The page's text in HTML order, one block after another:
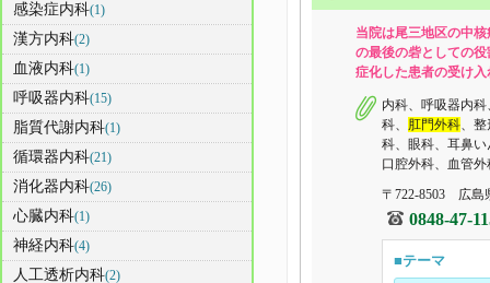
当院は尾三地区の中
の最後の砦としての
症化した患者の受け
内科、呼吸器内
科、 肛門外科、
科、眼科、耳鼻
口腔外科、血管
〒722-8503 広島
0848-47-
■テーマ
感染症内科(1)
漢方内科(2)
血液内科(1)
呼吸器内科(15)
脂質代謝内科(1)
循環器内科(21)
消化器内科(26)
心臓内科(1)
神経内科(4)
人工透析内科(2)